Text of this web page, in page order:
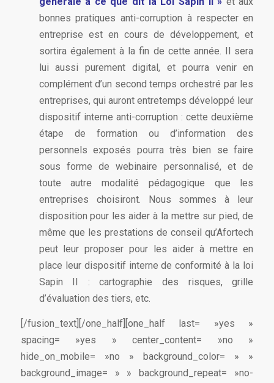
bonnes pratiques anti-corruption à respecter en
entreprise est en cours de développement, et
sortira également à la fin de cette année. Il sera
lui aussi purement digital, et pourra venir en
complément d’un second temps orchestré par les
entreprises, qui auront entretemps développé leur
dispositif interne anti-corruption : cette deuxième
étape de formation ou d’information des
personnels exposés pourra très bien se faire
sous forme de webinaire personnalisé, et de
toute autre modalité pédagogique que les
entreprises choisiront. Nous sommes à leur
disposition pour les aider à la mettre sur pied, de
même que les prestations de conseil qu’Afortech
peut leur proposer pour les aider à mettre en
place leur dispositif interne de conformité à la loi
Sapin II : cartographie des risques, grille
d’évaluation des tiers, etc.
[/fusion_text][/one_half][one_half last= »yes »
spacing= »yes » center_content= »no »
hide_on_mobile= »no » background_color= » »
background_image= » » background_repeat= »no-